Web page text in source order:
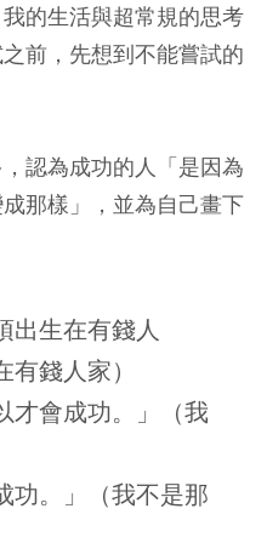
的生活與超常規的思考
前，先想到不能嘗試的
認為成功的人「是因為
那樣」，並為自己畫下
出生在有錢人
錢人家）
才會成功。」（我
功。」（我不是那